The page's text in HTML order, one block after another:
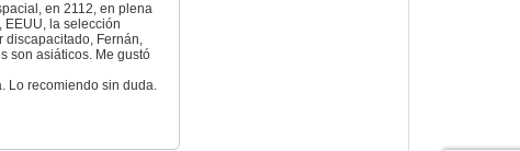
en 2112, en plena
EEUU, la selección
discapacitado, Fernán,
son asiáticos. Me gustó
Lo recomiendo sin duda.